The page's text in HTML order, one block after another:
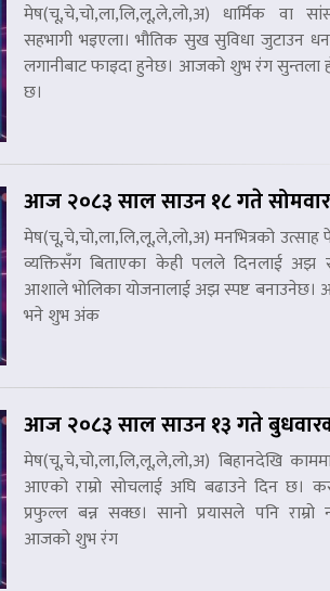
मेष(चू,चे,चो,ला,लि,लू,ले,लो,अ) धार्मिक वा
सहभागी भइएला। भौतिक सुख सुविधा जुटाउन
लगानीबाट फाइदा हुनेछ। आजको शुभ रंग
छ।
आज २०८३ साल साउन १८ गते
मेष(चू,चे,चो,ला,लि,लू,ले,लो,अ) मनभित्रको उत्साह
व्यक्तिसँग बिताएका केही पलले दिनलाई अझ
आशाले भोलिका योजनालाई अझ स्पष्ट
भने शुभ अंक
आज २०८३ साल साउन १३ गते
मेष(चू,चे,चो,ला,लि,लू,ले,लो,अ) बिहानदेखि
आएको राम्रो सोचलाई अघि बढाउने दिन छ।
प्रफुल्ल बन्न सक्छ। सानो प्रयासले पनि राम्रो
आजको शुभ रंग